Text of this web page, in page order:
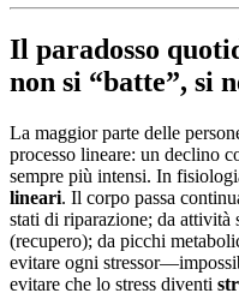
Il paradosso
non si “batte”, si
La maggior parte delle
processo lineare: un declino
sempre più intensi. In
lineari. Il corpo passa
stati di riparazione; da attività
(recupero); da picchi
evitare ogni
evitare che lo stress diventi